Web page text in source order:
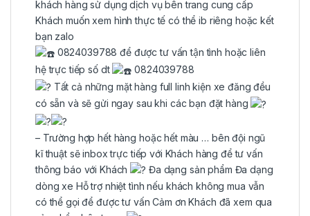
khách hàng sử dụng dịch vụ bên trang cung cấp
Khách muốn xem hình thực tế có thể ib riêng hoặc kết
bạn zalo
0824039788 để được tư vấn tận tình hoặc liên
hệ trực tiếp số dt
0824039788
Tất cả những mặt hàng full linh kiện xe đăng đều
có sẵn và sẽ gửi ngay sau khi các bạn đặt hàng
– Trường hợp hết hàng hoặc hết màu … bên đội ngũ
kĩ thuật sẽ inbox trực tiếp với Khách hàng để tư vấn
thông báo với Khách
Đa dạng sản phẩm Đa dạng
dòng xe Hỗ trợ nhiệt tình nếu khách không mua vẫn
có thể gọi để được tư vấn Cảm ơn Khách đã xem qua